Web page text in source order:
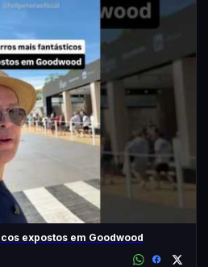
expostos em Goodwood